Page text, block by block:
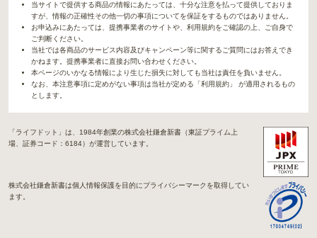
当サイトで提供する商品の情報にあたっては、十分な注意を払って提供しておりま
すが、情報の正確性その他一切の事項についてを保証をするものではありません。
お申込みにあたっては、提携事業者のサイトや、利用規約をご確認の上、ご自身で
ご判断ください。
当社では各商品のサービス内容及びキャンペーン等に関するご質問にはお答えでき
かねます。提携事業者に直接お問い合わせください。
本ページのいかなる情報により生じた損失に対しても当社は責任を負いません。
なお、本注意事項に定めがない事項は当社が定める「利用規約」 が適用されるもの
とします。
「ライフドット」は、1984年創業の株式会社鎌倉新書（東証プライム上
場、証券コード：6184）が運営しています。
株式会社鎌倉新書は個人情報保護を目的にプライバシーマークを取得してい
ます。